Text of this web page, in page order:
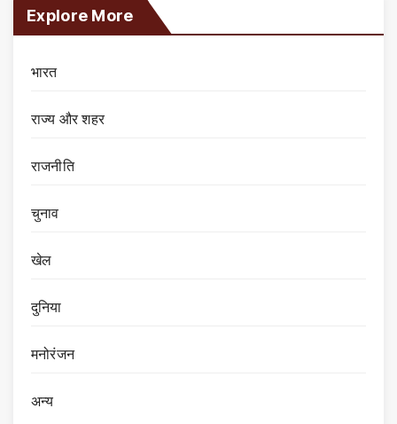
Explore More
भारत
राज्य और शहर
राजनीति
चुनाव
खेल
दुनिया
मनोरंजन
अन्य